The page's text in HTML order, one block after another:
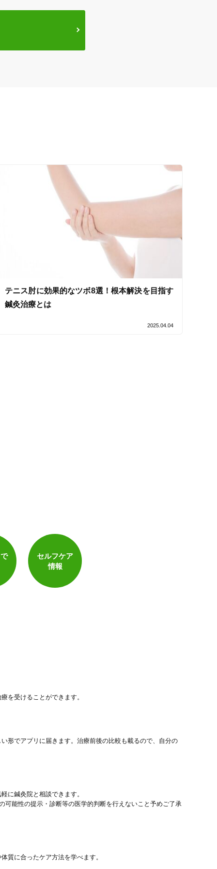
テニス肘に効果的なツボ8選！根本解決を目指す
鍼灸治療とは
2025.04.04
セルフケア
情報
を受けることができます。
形でアプリに届きます。治療前後の比較も載るので、自分の
に鍼灸院と相談できます。
能性の提示・診断等の医学的判断を行えないこと予めご了承
質に合ったケア方法を学べます。